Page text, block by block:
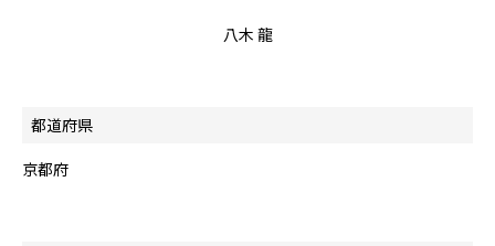
八木 龍
都道府県
京都府